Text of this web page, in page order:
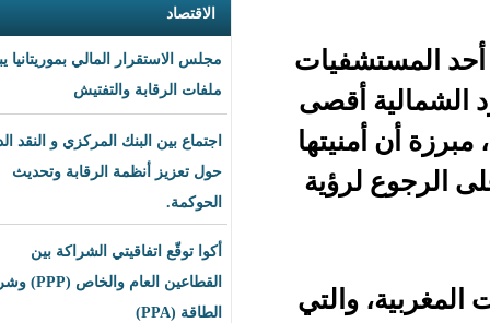
مجلس الاستقرار المالي بموريتانيا يبحث
ملفات الرقابة والتفتيش
اجتماع بين البنك المركزي و النقد الدولي
حول تعزيز أنظمة الرقابة وتحديث
الحوكمة.
أكوا توقّع اتفاقيتي الشراكة بين
القطاعين العام والخاص (PPP) وشراء
الطاقة (PPA)
أقصى